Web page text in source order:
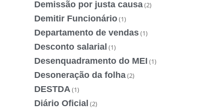
Demissão por justa causa(2)
Demitir Funcionário(1)
Departamento de vendas(1)
Desconto salarial (1)
Desenquadramento do MEI (1)
Desoneração da folha(2)
DESTDA (1)
Diário Oficial (2)